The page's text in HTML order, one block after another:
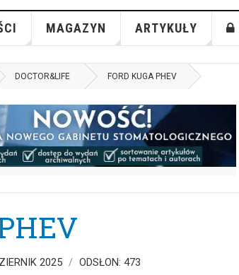
MAGAZYN ARTYKUŁY
DOCTOR&LIFE FORD KUGA PHEV
2025 ODSŁON: 473